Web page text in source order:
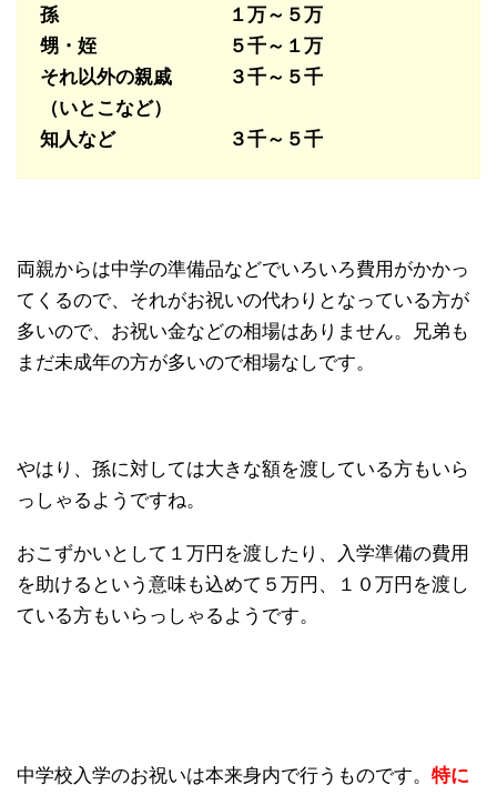
孫 １万～５万
甥・姪 ５千～１万
それ以外の親戚 ３千～５千
（いとこなど）
知人など ３千～５千
両親からは中学の準備品などでいろいろ費用がかかっ
てくるので、それがお祝いの代わりとなっている方が
多いので、お祝い金などの相場はありません。兄弟も
まだ未成年の方が多いので相場なしです。
やはり、孫に対しては大きな額を渡している方もいら
っしゃるようですね。
おこずかいとして１万円を渡したり、入学準備の費用
を助けるという意味も込めて５万円、１０万円を渡し
ている方もいらっしゃるようです。
中学校入学のお祝いは本来身内で行うものです。 特に